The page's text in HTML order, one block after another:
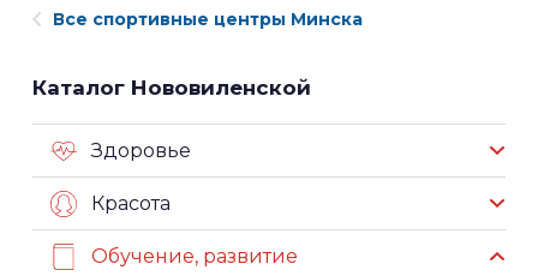
Все спортивные центры Минска
Каталог Нововиленской
Здоровье
Красота
Обучение, развитие